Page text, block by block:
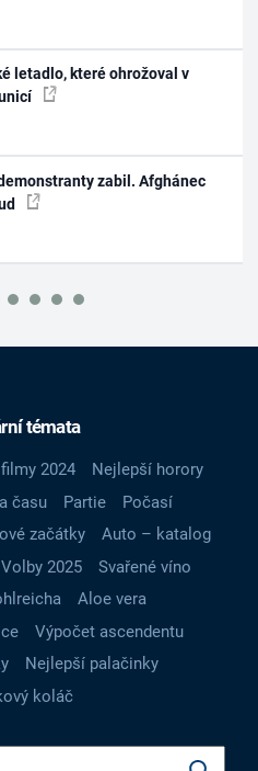
letadlo, které ohrožoval v
zabil. Afghánec
témata
2024
Nejlepší horory
času Partie
Počasí
začátky
Auto – katalog
Volby 2025
Svařené víno
Aloe vera
Výpočet ascendentu
Nejlepší palačinky
koláč